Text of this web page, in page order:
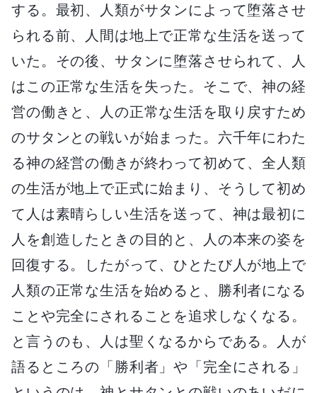
する。最初、人類がサタンによって堕落させ
られる前、人間は地上で正常な生活を送って
いた。その後、サタンに堕落させられて、人
はこの正常な生活を失った。そこで、神の経
営の働きと、人の正常な生活を取り戻すため
のサタンとの戦いが始まった。六千年にわた
る神の経営の働きが終わって初めて、全人類
の生活が地上で正式に始まり、そうして初め
て人は素晴らしい生活を送って、神は最初に
人を創造したときの目的と、人の本来の姿を
回復する。したがって、ひとたび人が地上で
人類の正常な生活を始めると、勝利者になる
ことや完全にされることを追求しなくなる。
と言うのも、人は聖くなるからである。人が
語るところの「勝利者」や「完全にされる」